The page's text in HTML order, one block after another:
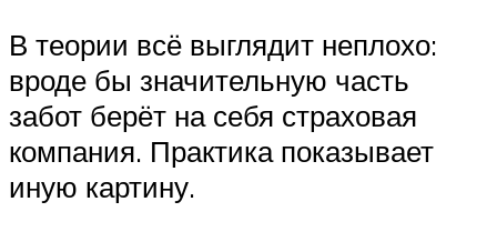
В теории всё выглядит неплохо:
вроде бы значительную часть
забот берёт на себя страховая
компания. Практика показывает
иную картину.